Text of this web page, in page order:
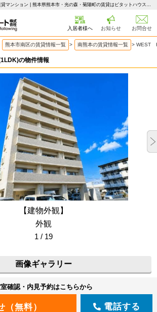
WEST FIELD南熊本の1LDK賃貸マンション | 熊本県熊本市・光の森・菊陽町の賃貸はピタットハウス 熊本賃貸サポート
入居者様へ お知らせ お問合せ
熊本市南区の賃貸情報一覧 > 南熊本の賃貸情報一覧 > WEST
の物件情報
【建物外観】
外観
1 / 19
画像ギャラリー
確認・内見予約はこちらから
電話する